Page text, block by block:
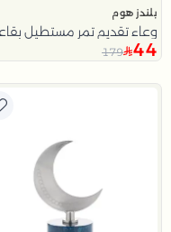
بلندز هوم
وعاء تقديم تمر مستطيل بقاعدة 25×12 سم أبيض من البورسلان مع قاعدة
44
179